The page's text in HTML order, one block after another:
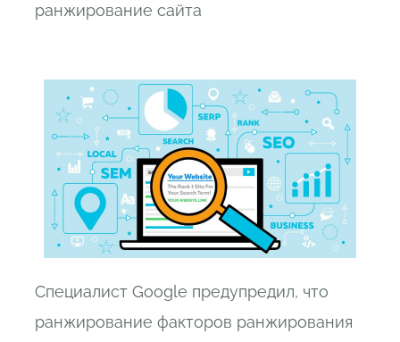
ранжирование сайта
Специалист Google предупредил, что
ранжирование факторов ранжирования